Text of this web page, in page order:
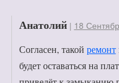
Анатолий | 18
Согласен, такой ремонт
будет оставаться на